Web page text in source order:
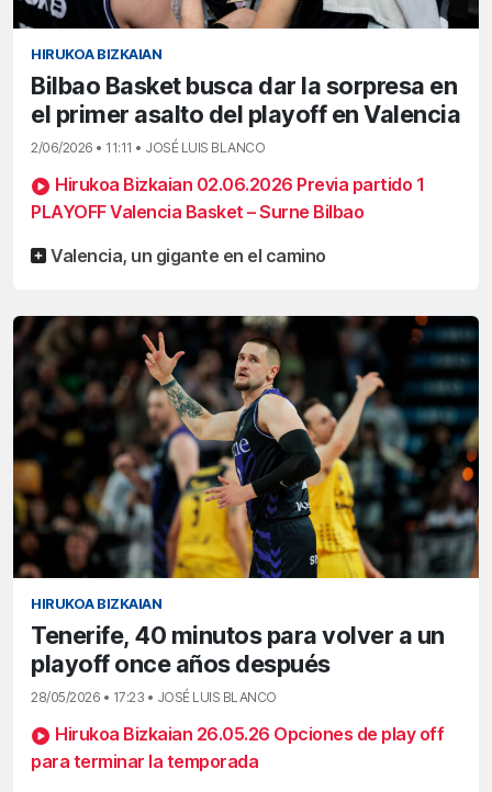
HIRUKOA BIZKAIAN
Bilbao Basket busca dar la sorpresa en
el primer asalto del playoff en Valencia
2/06/2026 • 11:11 • JOSÉ LUIS BLANCO
Hirukoa Bizkaian 02.06.2026 Previa partido 1
PLAYOFF Valencia Basket – Surne Bilbao
Valencia, un gigante en el camino
HIRUKOA BIZKAIAN
Tenerife, 40 minutos para volver a un
playoff once años después
28/05/2026 • 17:23 • JOSÉ LUIS BLANCO
Hirukoa Bizkaian 26.05.26 Opciones de play off
para terminar la temporada